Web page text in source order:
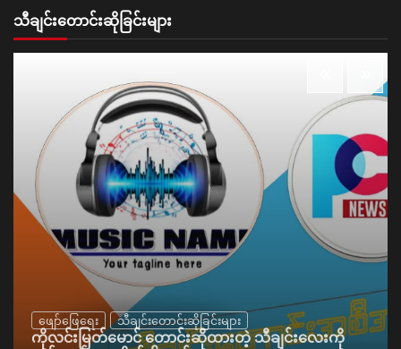
သီချင်းတောင်းဆိုခြင်းများ
ဖျော်ဖြေရေး သီချင်းတောင်းဆိုခြင်းများ
ကိုလင်းမြတ်မောင် တောင်းဆိုထားတဲ့ သီချင်းလေးကို